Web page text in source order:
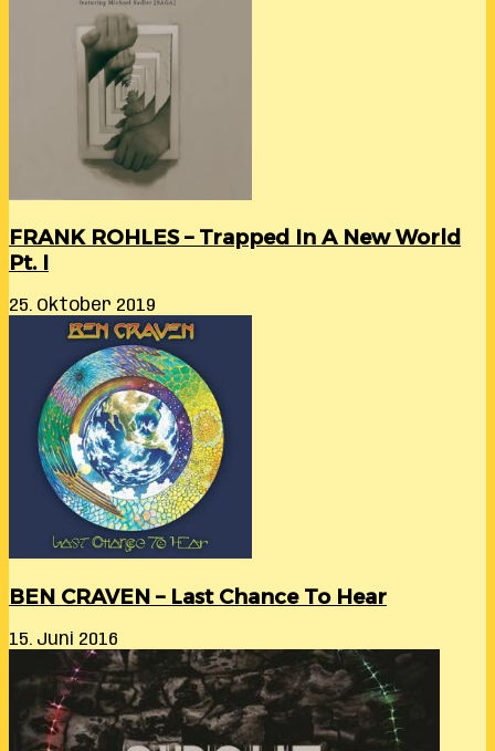
FRANK ROHLES – Trapped In A New World
Pt. I
25. Oktober 2019
BEN CRAVEN – Last Chance To Hear
15. Juni 2016